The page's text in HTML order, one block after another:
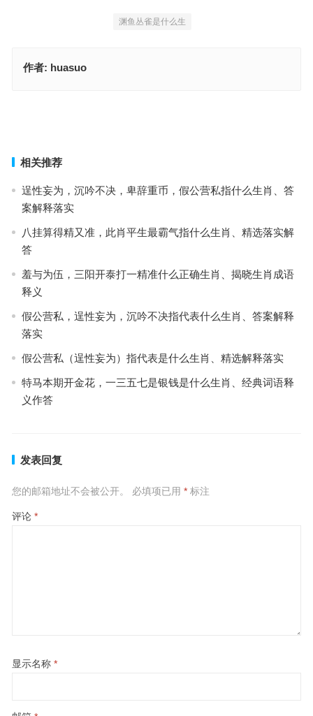
渊鱼丛雀是什么生
作者: huasuo
相关推荐
逞性妄为，沉吟不决，卑辞重币，假公营私指什么生肖、答
案解释落实
八挂算得精又准，此肖平生最霸气指什么生肖、精选落实解
答
羞与为伍，三阳开泰打一精准什么正确生肖、揭晓生肖成语
释义
假公营私，逞性妄为，沉吟不决指代表什么生肖、答案解释
落实
假公营私（逞性妄为）指代表是什么生肖、精选解释落实
特马本期开金花，一三五七是银钱是什么生肖、经典词语释
义作答
发表回复
您的邮箱地址不会被公开。 必填项已用 *标注
评论 *
显示名称 *